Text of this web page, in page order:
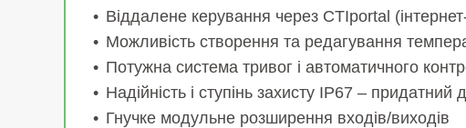
Віддалене керування через CTIportal
Можливість створення та редагування
Потужна система тривог і автоматичного
Надійність і ступінь захисту IP67 –
Гнучке модульне розширення входів/виходів